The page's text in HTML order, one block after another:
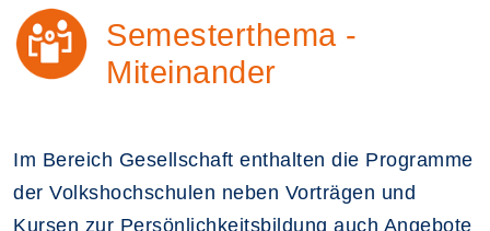
Semesterthema -
Miteinander
Im Bereich Gesellschaft enthalten die Programme
der Volkshochschulen neben Vorträgen und
Kursen zur Persönlichkeitsbildung auch Angebote